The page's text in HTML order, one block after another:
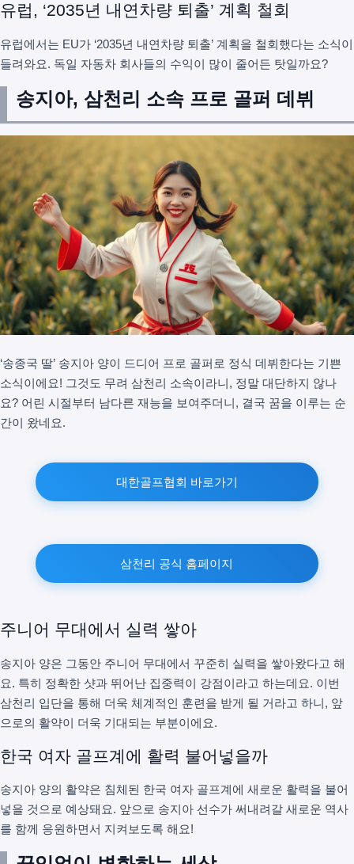
유럽, ‘2035년 내연차량 퇴출’ 계획 철회
유럽에서는 EU가 ‘2035년 내연차량 퇴출’ 계획을 철회했다는 소식이
들려와요. 독일 자동차 회사들의 수익이 많이 줄어든 탓일까요?
송지아, 삼천리 소속 프로 골퍼 데뷔
‘송종국 딸’ 송지아 양이 드디어 프로 골퍼로 정식 데뷔한다는 기쁜
소식이에요! 그것도 무려 삼천리 소속이라니, 정말 대단하지 않나
요? 어린 시절부터 남다른 재능을 보여주더니, 결국 꿈을 이루는 순
간이 왔네요.
대한골프협회 바로가기
삼천리 공식 홈페이지
주니어 무대에서 실력 쌓아
송지아 양은 그동안 주니어 무대에서 꾸준히 실력을 쌓아왔다고 해
요. 특히 정확한 샷과 뛰어난 집중력이 강점이라고 하는데요. 이번
삼천리 입단을 통해 더욱 체계적인 훈련을 받게 될 거라고 하니, 앞
으로의 활약이 더욱 기대되는 부분이에요.
한국 여자 골프계에 활력 불어넣을까
송지아 양의 활약은 침체된 한국 여자 골프계에 새로운 활력을 불어
넣을 것으로 예상돼요. 앞으로 송지아 선수가 써내려갈 새로운 역사
를 함께 응원하면서 지켜보도록 해요!